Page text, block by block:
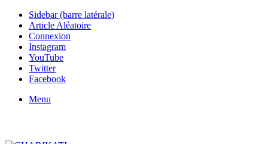
Sidebar (barre latérale)
Article Aléatoire
Connexion
Instagram
YouTube
Twitter
Facebook
Menu